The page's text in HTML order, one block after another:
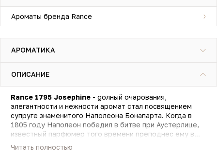
Ароматы бренда Rance
АРОМАТИКА
ОПИСАНИЕ
Rance 1795 Josephine - gолный очарования,
элегантности и нежности аромат стал посвящением
супруге знаменитого Наполеона Бонапарта. Когда в
1805 году Наполеон победил в битве при Аустерлице,
известный парфюмер того времени преподнес ему в
дар парфюм Josephine. И вот, по прошествии двух
столетий парфюмеры нашего времени воссоздали эти
Читать полностью